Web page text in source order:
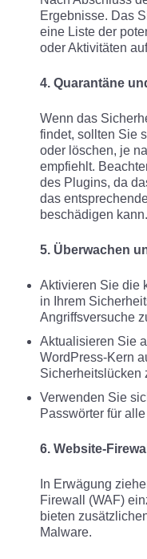
Ergebnisse. Das
eine Liste der
oder Aktivitäten
4. Quarantäne
Wenn das
findet, sollten Sie
oder löschen, je
empfiehlt.
des Plugins, da
das
beschädigen kann.
5. Überwachen
Aktivieren Sie die
in Ihrem
Angriffsversuche
Aktualisieren Sie
WordPress-Kern
Sicherheitslücken
Verwenden Sie
Passwörter für
6. Website-
In Erwägung
Firewall (WAF)
bieten
Malware.